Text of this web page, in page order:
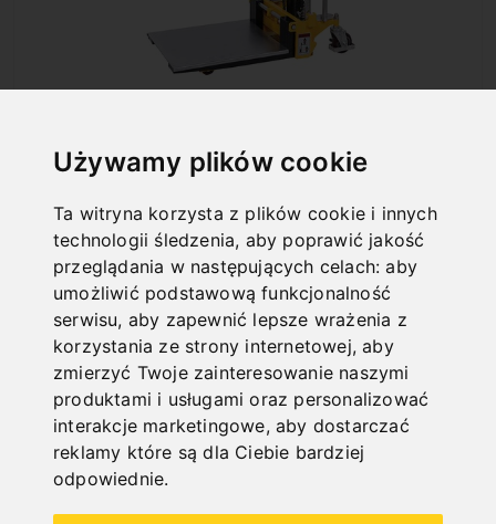
Używamy plików cookie
Ta witryna korzysta z plików cookie i innych
technologii śledzenia, aby poprawić jakość
przeglądania w następujących celach:aby
umożliwić podstawową funkcjonalność
serwisu, aby zapewnić lepsze wrażenia z
korzystania ze strony internetowej,aby
zmierzyć Twoje zainteresowanie naszymi
produktami i usługami oraz personalizować
interakcje marketingowe,aby dostarczać
reklamy które są dla Ciebie bardziej
odpowiednie.
Art. No. : 07-1084
1 236,00 €
incl. 20% VAT
In Stock
Deliverable in 2-3 business days